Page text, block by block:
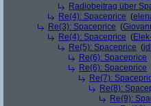
Radiobeitrag über
Re(4): Spaceprice (
Re(3): Spaceprice (
Re(4): Spaceprice (
Re(5): Spaceprice (
Re(6): Spaceprice
Re(6): Spaceprice
Re(7):
Re(8):
Re(9):